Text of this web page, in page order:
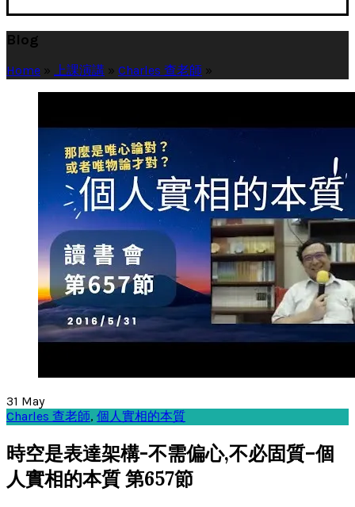
Blog
Home » 上課演講 » Charles 查老師 »
31 May
Charles 查老師, 個人實相的本質
時空是表達架構-不需偏心,不必固質–個
人實相的本質 第657節